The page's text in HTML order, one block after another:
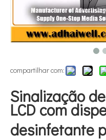
compartilhar com:
Sinalização
LCD com
desinfetante